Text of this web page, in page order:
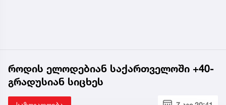
როდის ელოდებიან საქართველოში +40-
გრადუსიან სიცხეს